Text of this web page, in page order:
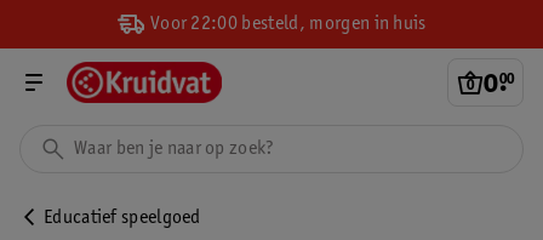
Voor 22:00 besteld, morgen in huis
0.
00
Educatief speelgoed